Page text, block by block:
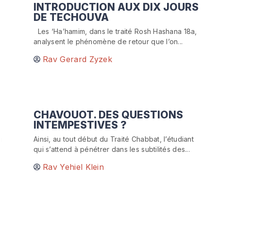
INTRODUCTION AUX DIX JOURS
DE TECHOUVA
Les ‘Ha’hamim, dans le traité Rosh Hashana 18a,
analysent le phénomène de retour que l’on...
Rav Gerard Zyzek
CHAVOUOT. DES QUESTIONS
INTEMPESTIVES ?
Ainsi, au tout début du Traité Chabbat, l’étudiant
qui s’attend à pénétrer dans les subtilités des...
Rav Yehiel Klein